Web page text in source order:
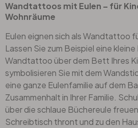
Wandtattoos mit Eulen – für
Wohnräume
Eulen eignen sich alsWandtattoo
Lassen Sie zum Beispiel eine
Wandtattoo über dem Bett Ihres
symbolisieren Sie mit dem
eine ganze Eulenfamilie auf dem
Zusammenhalt in Ihrer Familie.
über die schlaue Büchereule
Schreibtisch thront und zu den